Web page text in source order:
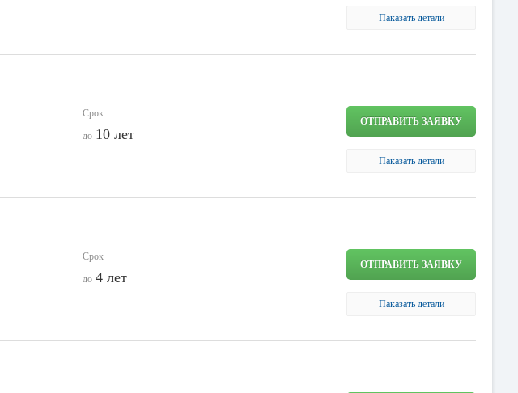
Паказать детали
Срок
до 10 лет
ОТПРАВИТЬ ЗАЯВКУ
Паказать детали
Срок
до 4 лет
ОТПРАВИТЬ ЗАЯВКУ
Паказать детали